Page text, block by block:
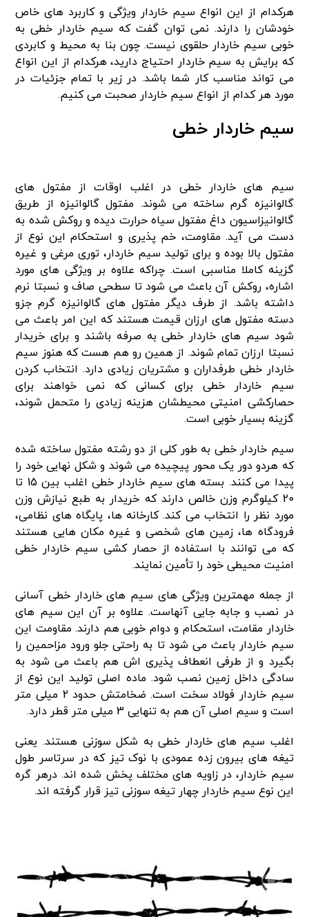
هرکدام از این انواع سیم خاردار ویژگی و کاربرد های خاص
خودشان را دارند. نمی توان گفت که سیم خاردار خطی به
خوبی سیم خاردار حلقوی نیست. چون بنا به محیط و کابردی
که برایش به سیم خاردار احتیاج دارید، هرکدام از این انواع
می تواند مناسب کار شما باشد. در زیر با تمام جزئیات در
مورد هر کدام از انواع سیم خاردار صحبت می کنیم.
سیم خاردار خطی
سیم های خاردار خطی در اغلب اوقات از مفتول های
گالوانیزه گرم ساخته می شوند. مفتول گالوانیزه از طریق
گالوانیزاسیون داغ مفتول سیاه حرارت دیده و روکش شده به
دست می آید. مقاومت، خم پذیری و استحکام این نوع از
مفتول بالا بوده و برای تولید سیم خاردار، توری مرغی و غیره
گزینه کاملا مناسبی است. چراکه علاوه بر ویژگی های مورد
اشاره، روکش آن باعث می شود تا سطحی صاف و نسبتا نرم
داشته باشد. از طرف دیگر مفتول های گالوانیزه گرم جزو
دسته مفتول های ارزان قیمت هستند که این امر باعث می
شود سیم های خاردار خطی به صرفه باشند و برای خریدار
نسبتا ارزان تمام شوند. از همین رو هم هست که هنوز سیم
خاردار خطی طرفداران و مشتریان زیادی دارد. انتخاب کردن
سیم خاردار خطی برای کسانی که نمی خواهند برای
حصارکشی امنیتی محیطشان هزینه زیادی را متحمل شوند،
گزینه بسیار خوبی است.
سیم خاردار خطی به طور کلی از دو رشته مفتول ساخته شده
که هردو دور یک محور پیچیده می شوند و شکل نهایی خود را
پیدا می کنند. بسته های سیم خاردار خطی اغلب بین 15 تا
20 کیلوگرم وزن خالص دارند که خریدار به طبع نیازش وزن
مورد نظر را انتخاب می کند. کارخانه ها، پایگاه های نظامی،
فرودگاه ها، زمین های شخصی و غیره مکان هایی هستند
که می توانند با استفاده از حصار کشی سیم خاردار خطی
امنیت محیطی خود را تأمین نمایند.
از جمله مهمترین ویژگی های سیم های خاردار خطی آسانی
در نصب و جابه جایی آنهاست. علاوه بر آن این سیم های
خاردار مقامت، استحکام و دوام خوبی هم دارند. مقاومت این
سیم خاردار باعث می شود تا به راحتی جلو ورود مزاحمین را
بگیرد و از طرفی انعطاف پذیری اش هم باعث می شود به
سادگی داخل زمین نصب شود. ماده اصلی تولید این نوع از
سیم خاردار فولاد سخت است. ضخامتش حدود 2 میلی متر
است و سیم اصلی آن هم به تنهایی 3 میلی متر قطر دارد.
اغلب سیم های خاردار خطی به شکل سوزنی هستند. یعنی
تیغه های بیرون زده عمودی با نوک تیز که در سرتاسر طول
سیم خاردار، در زاویه های مختلف پخش شده اند. درهر گره
این نوع سیم خاردار چهار تیغه سوزنی تیز قرار گرفته اند.